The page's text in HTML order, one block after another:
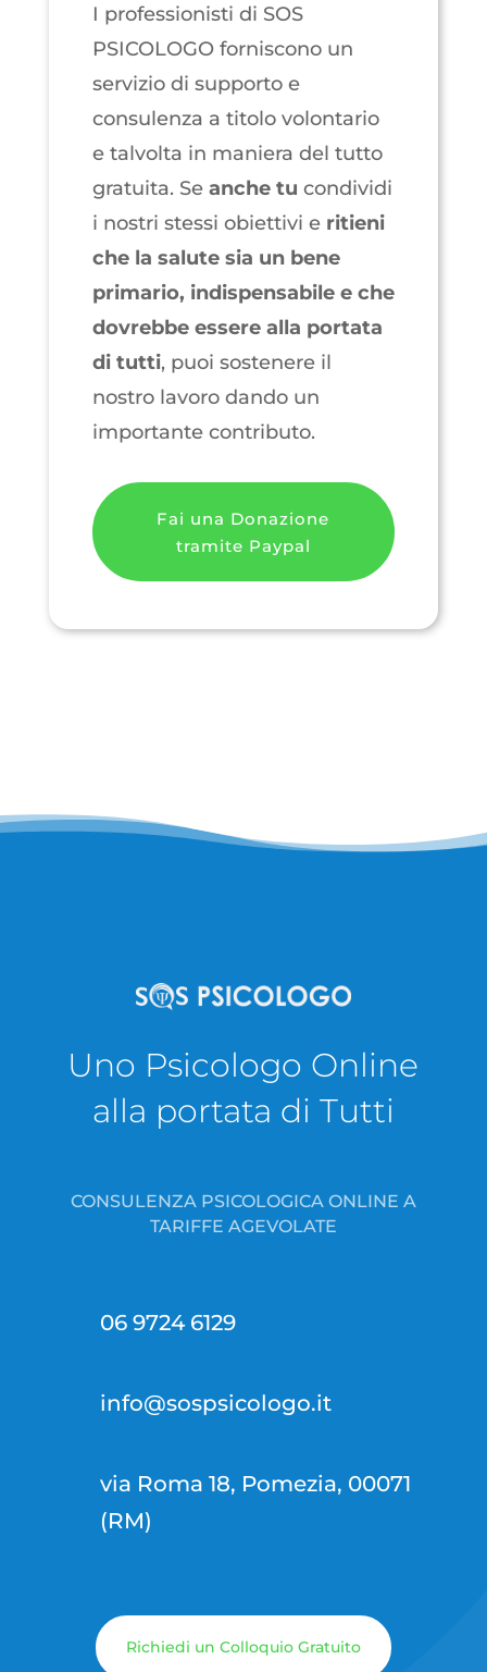
I professionisti di SOS
PSICOLOGO forniscono un
servizio di supporto e
consulenza a titolo volontario
e talvolta in maniera del tutto
gratuita. Se anche tu condividi
i nostri stessi obiettivi e ritieni
che la salute sia un bene
primario, indispensabile e che
dovrebbe essere alla portata
di tutti, puoi sostenere il
nostro lavoro dando un
importante contributo.
Fai una Donazione
tramite Paypal
Uno Psicologo Online
alla portata di Tutti
CONSULENZA PSICOLOGICA ONLINE A
TARIFFE AGEVOLATE
06 9724 6129
info@sospsicologo.it
via Roma 18, Pomezia, 00071
(RM)
Richiedi un Colloquio Gratuito